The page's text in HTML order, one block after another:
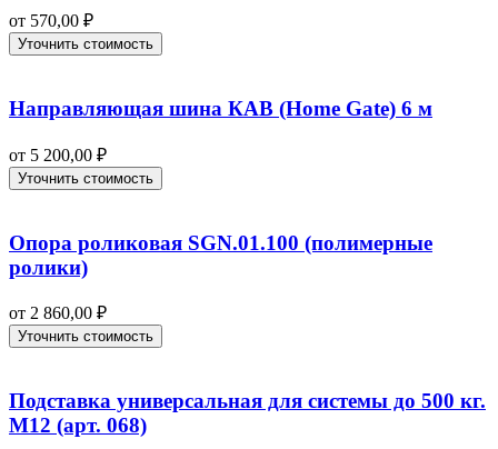
от 570,00 ₽
Уточнить стоимость
Направляющая шина КАВ (Home Gate) 6 м
от 5 200,00 ₽
Уточнить стоимость
Опора роликовая SGN.01.100 (полимерные
ролики)
от 2 860,00 ₽
Уточнить стоимость
Подставка универсальная для системы до 500 кг.
М12 (арт. 068)